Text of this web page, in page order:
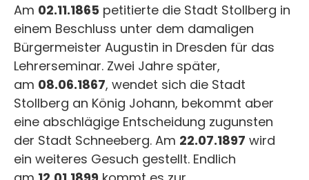
Am 02.11.1865 petitierte die Stadt Stollberg in
einem Beschluss unter dem damaligen
Bürgermeister Augustin in Dresden für das
Lehrerseminar. Zwei Jahre später,
am 08.06.1867, wendet sich die Stadt
Stollberg an König Johann, bekommt aber
eine abschlägige Entscheidung zugunsten
der Stadt Schneeberg. Am 22.07.1897 wird
ein weiteres Gesuch gestellt. Endlich